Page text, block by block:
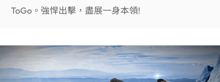
ToGo。強悍出擊，盡展一身本領!